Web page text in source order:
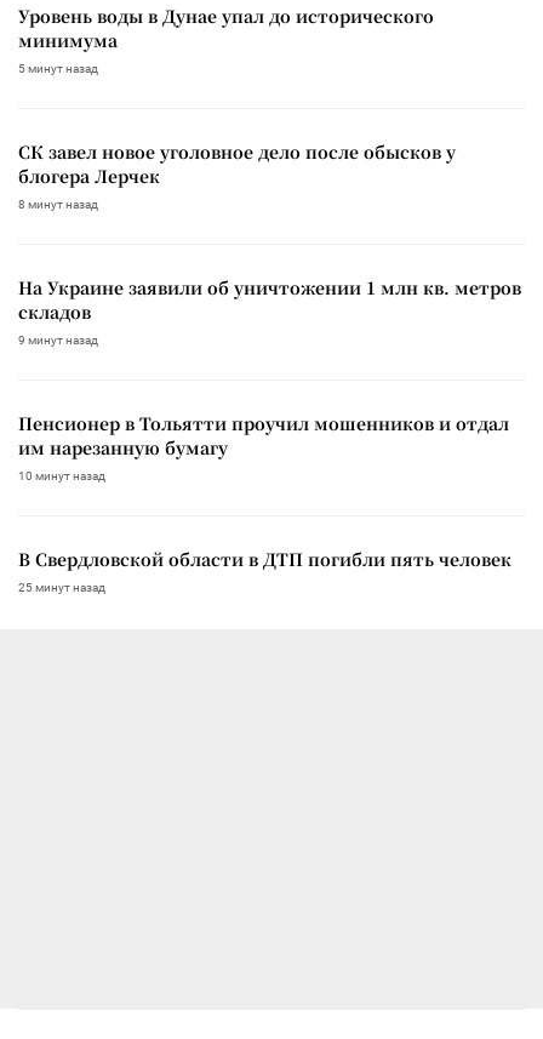
Уровень воды в Дунае упал до исторического
минимума
5 минут назад
СК завел новое уголовное дело после обысков у
блогера Лерчек
8 минут назад
На Украине заявили об уничтожении 1 млн кв. метров
складов
9 минут назад
Пенсионер в Тольятти проучил мошенников и отдал
им нарезанную бумагу
10 минут назад
В Свердловской области в ДТП погибли пять человек
25 минут назад